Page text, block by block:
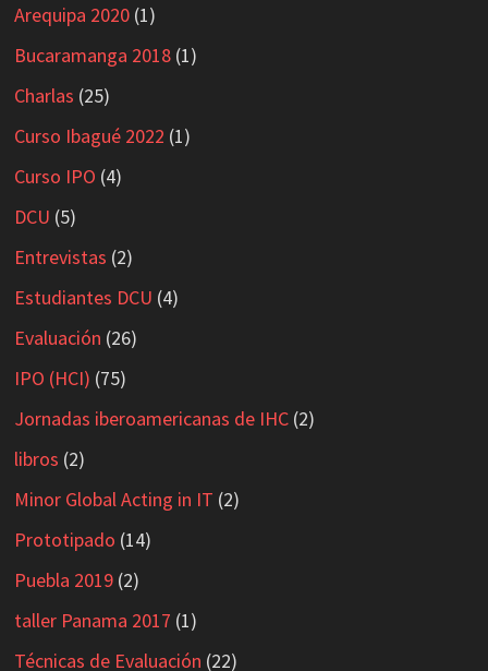
Arequipa 2020(1)
Bucaramanga 2018(1)
Charlas (25)
Curso Ibagué 2022 (1)
Curso IPO (4)
DCU (5)
Entrevistas (2)
Estudiantes DCU (4)
Evaluación (26)
IPO (HCI) (75)
Jornadas iberoamericanas de IHC(2)
libros (2)
Minor Global Acting in IT (2)
Prototipado (14)
Puebla 2019(2)
taller Panama 2017 (1)
Técnicas de Evaluación (22)